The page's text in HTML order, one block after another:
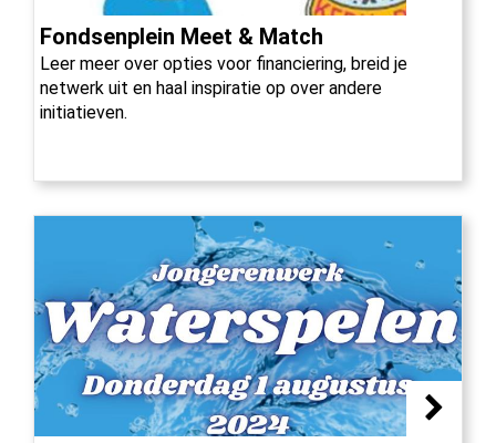
Fondsenplein Meet & Match
Leer meer over opties voor financiering, breid je
netwerk uit en haal inspiratie op over andere
initiatieven.